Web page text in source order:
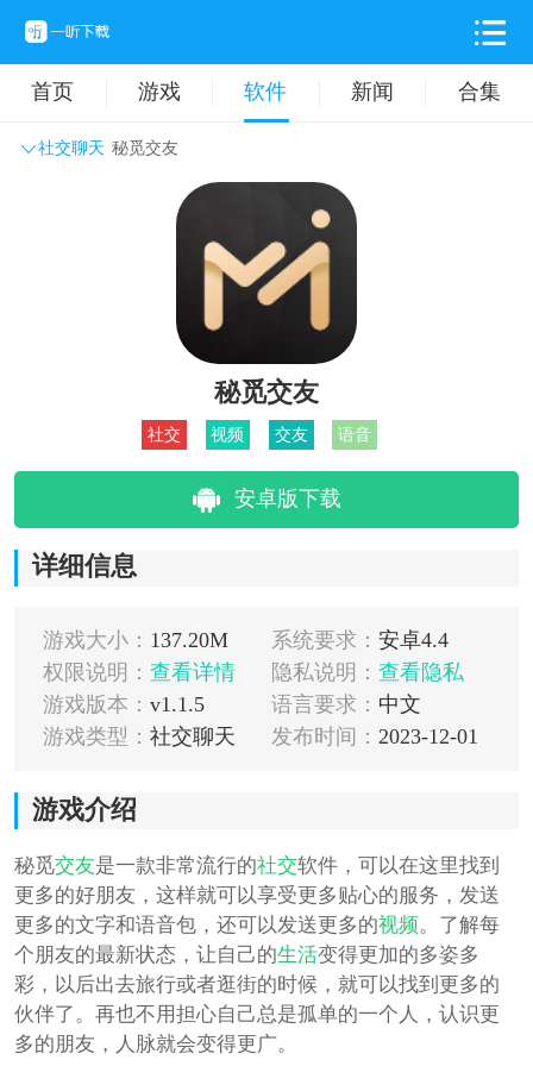
首页 游戏 软件 新闻 合集
社交聊天 秘觅交友
主题壁纸 旅游出行
拍摄美化 时尚购物
秘觅交友
社交 视频 交友 语音
安卓版下载
详细信息
游戏大小： 137.20M 系统要求： 安卓4.4
权限说明： 查看详情 隐私说明： 查看隐私
游戏版本： v1.1.5 语言要求： 中文
游戏类型： 社交聊天 发布时间： 2023-12-01
游戏介绍
秘觅交友是一款非常流行的社交软件，可以在这里找到
更多的好朋友，这样就可以享受更多贴心的服务，发送
更多的文字和语音包，还可以发送更多的视频。了解每
个朋友的最新状态，让自己的生活变得更加的多姿多
彩，以后出去旅行或者逛街的时候，就可以找到更多的
伙伴了。再也不用担心自己总是孤单的一个人，认识更
多的朋友，人脉就会变得更广。